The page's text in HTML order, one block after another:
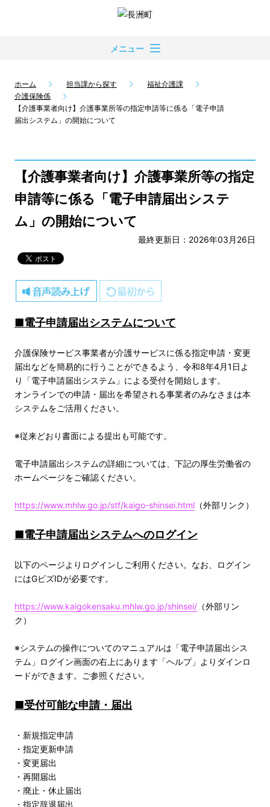
メニュー
ホーム 担当課から探す
福祉介護課
介護保険係
【介護事業者向け】介護事業所等の指定申請等に係る「電子申請
届出システム」の開始について
【介護事業者向け】介護事業所等の指定
申請等に係る「電子申請届出システ
ム」の開始について
最終更新日：2026年03月26日
■電子申請届出システムについて
介護保険サービス事業者が介護サービスに係る指定申請・変更
届出などを簡易的に行うことができるよう、令和8年4月1日よ
り「電子申請届出システム」による受付を開始します。
オンラインでの申請・届出を希望される事業者のみなさまは本
システムをご活用ください。
※従来どおり書面による提出も可能です。
電子申請届出システムの詳細については、下記の厚生労働省の
ホームページをご確認ください。
https://www.mhlw.go.jp/stf/kaigo-shinsei.html （外部リンク）
■電子申請届出システムへのログイン
以下のページよりログインしご利用ください。なお、ログイン
にはGビズIDが必要です。
https://www.kaigokensaku.mhlw.go.jp/shinsei/ （外部リン
ク）
※システムの操作についてのマニュアルは「電子申請届出シス
テム」ログイン画面の右上にあります「ヘルプ」よりダインロ
ードができます。ご参照ください。
■受付可能な申請・届出
・新規指定申請
・指定更新申請
・変更届出
・再開届出
・廃止・休止届出
・指定辞退届出